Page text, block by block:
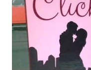
de Ardalan. Todos têm
ainda um pouco
Rei e segue com sua
lar, Terrasen. Com um
ser Mão do Rei de